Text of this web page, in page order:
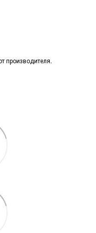
производителя.